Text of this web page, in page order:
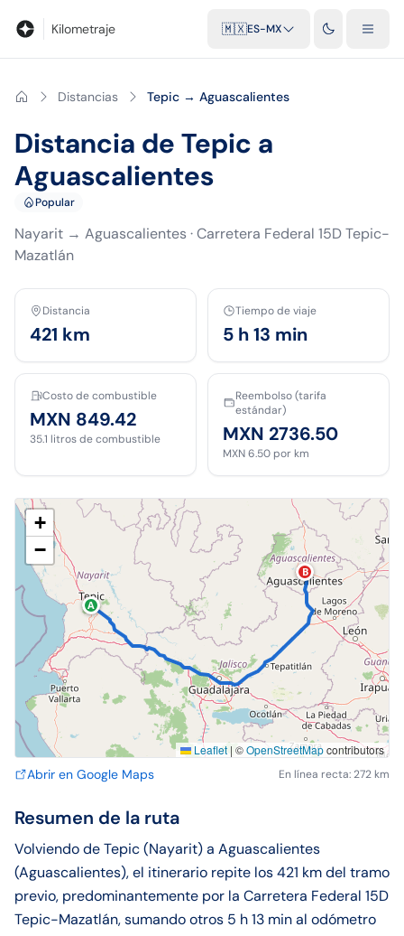
Kilometraje 🇲🇽ES-MX
Distancias Tepic → Aguascalientes
Distancia de Tepic a
Aguascalientes
Popular
Nayarit → Aguascalientes·Carretera Federal 15D Tepic-
Mazatlán
Distancia
421 km
Tiempo de viaje
5 h 13 min
Costo de combustible
MXN 849.42
35.1 litros de combustible
Reembolso (tarifa
estándar)
MXN 2736.50
MXN 6.50 por km
A
B
+
−
Leaflet | ©OpenStreetMapcontributors
Abrir en Google Maps En línea recta: 272 km
Resumen de la ruta
Volviendo de Tepic (Nayarit) a Aguascalientes
(Aguascalientes), el itinerario repite los 421 km del tramo
previo, predominantemente por la Carretera Federal 15D
Tepic-Mazatlán, sumando otros 5 h 13 min al odómetro